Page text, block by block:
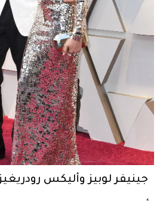
جينيفر لوبيز وأليكس رودريغيز 2019